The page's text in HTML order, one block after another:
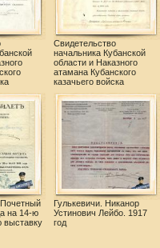
Свидетельство
начальника Кубанской
области и Наказного
атамана Кубанского
казачьего войска
на 14-ю
выставку
Гулькевичи. Никанор
Устинович Лейбо. 1917
год